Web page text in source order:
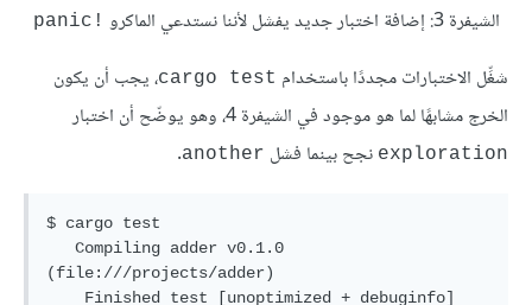
الشيفرة 3: إضافة اختبار جديد يفشل لأننا نستدعي الماكرو panic!‎
شغِّل الاختبارات مجددًا باستخدام cargo test، يجب أن يكون
الخرج مشابهًا لما هو موجود في الشيفرة 4، وهو يوضّح أن اختبار
exploration نجح بينما فشل another
.
$ cargo test
(file:///projects/adder)